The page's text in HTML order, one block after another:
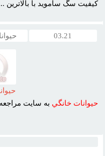
کيفيت سگ سامويد با بالاترين
03.21
حيوانات خانگي به سايت مراجعه